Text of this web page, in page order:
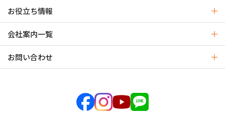
お役立ち情報
会社案内一覧
お問い合わせ